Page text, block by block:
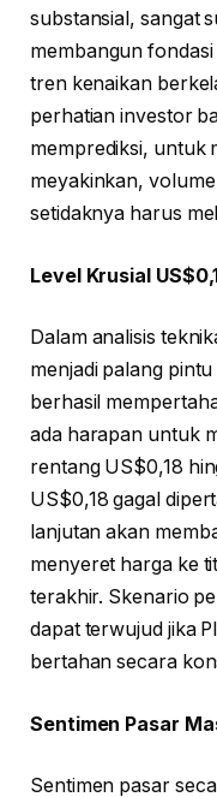
substansial, sangat
membangun fondasi
tren kenaikan
perhatian investor
memprediksi, untuk
meyakinkan,
setidaknya harus
Level Krusial
Dalam analisis
menjadi palang
berhasil
ada harapan untuk
rentang US$0,18
US$0,18 gagal
lanjutan akan
menyeret harga ke
terakhir. Skenario
dapat terwujud jika
bertahan secara
Sentimen Pasar
Sentimen pasar